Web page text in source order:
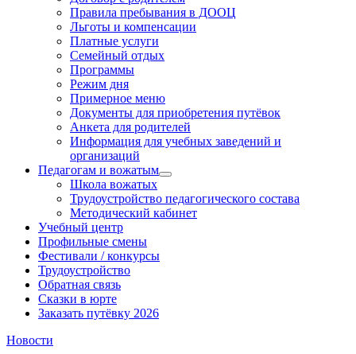
Правила пребывания в ДООЦ
Льготы и компенсации
Платные услуги
Семейный отдых
Программы
Режим дня
Примерное меню
Документы для приобретения путёвок
Анкета для родителей
Информация для учебных заведений и
организаций
Педагогам и вожатым
Школа вожатых
Трудоустройство педагогического состава
Методический кабинет
Учебный центр
Профильные смены
Фестивали / конкурсы
Трудоустройство
Обратная связь
Сказки в юрте
Заказать путёвку 2026
Новости